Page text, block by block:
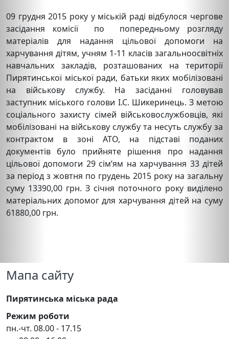
09 грудня 2015 року у міській раді відбулося чергове
засідання комісії по попередньому розгляду
матеріалів для надання цільової допомоги на
харчування дітям, учням 1-11 класів загальноосвітніх
навчальних закладів, розташованих на території
Пирятинської міської ради, батьки яких мобілізовані
на військову службу. На засіданні головував
заступник міського голови І.С. Шикеринець. З метою
соціального захисту сімей військовослужбовців, які
мобілізовані на військову службу та несуть службу за
контрактом в зоні АТО, на підставі поданих
документів було прийняте рішення про надання
цільової допомоги 29 сім’ям на харчування 33 дітей
за період з жовтня по грудень 2015 року на загальну
суму 13390,00 грн. З січня поточного року виділено
матеріальних допомог для харчування дітей на суму
61880,00 грн.
Мапа сайту
Пирятинська міська рада
Режим роботи
пн.-чт. 08.00 - 17.15